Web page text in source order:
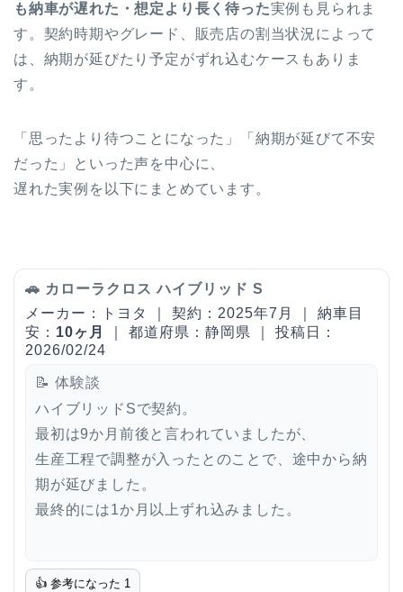
も納車が遅れた・想定より長く待った実例も見られま
す。契約時期やグレード、販売店の割当状況によって
は、納期が延びたり予定がずれ込むケースもありま
す。
「思ったより待つことになった」「納期が延びて不安
だった」といった声を中心に、
遅れた実例を以下にまとめています。
🚗 カローラクロス ハイブリッド S
メーカー：トヨタ ｜ 契約：2025年7月 ｜ 納車目
安： 10ヶ月
｜ 都道府県：静岡県 ｜ 投稿日：
2026/02/24
📝 体験談
ハイブリッドSで契約。
最初は9か月前後と言われていましたが、
生産工程で調整が入ったとのことで、途中から納
期が延びました。
最終的には1か月以上ずれ込みました。
👍 参考になった 1